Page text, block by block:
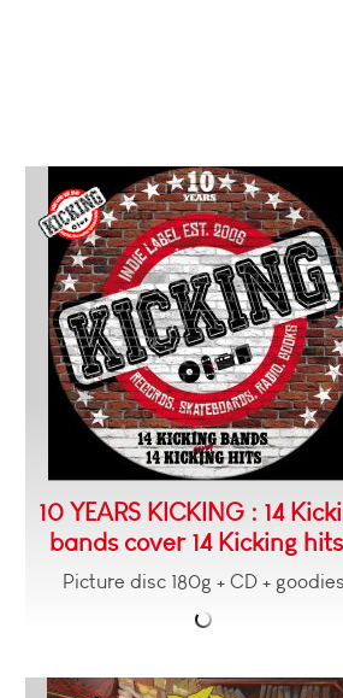
10 YEARS KICKING : 14
bands cover 14 Kicking
Picture disc 180g + CD + goodies